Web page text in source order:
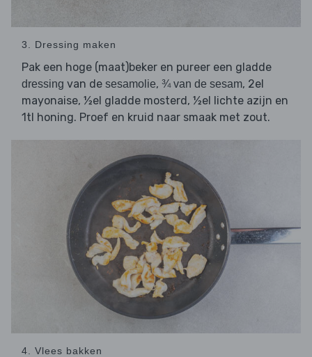
3. Dressing maken
Pak een hoge (maat)beker en pureer een gladde
dressing van de sesamolie, ¾ van de sesam, 2el
mayonaise, ½el gladde mosterd, ½el lichte azijn en
1tl honing. Proef en kruid naar smaak met zout.
4. Vlees bakken